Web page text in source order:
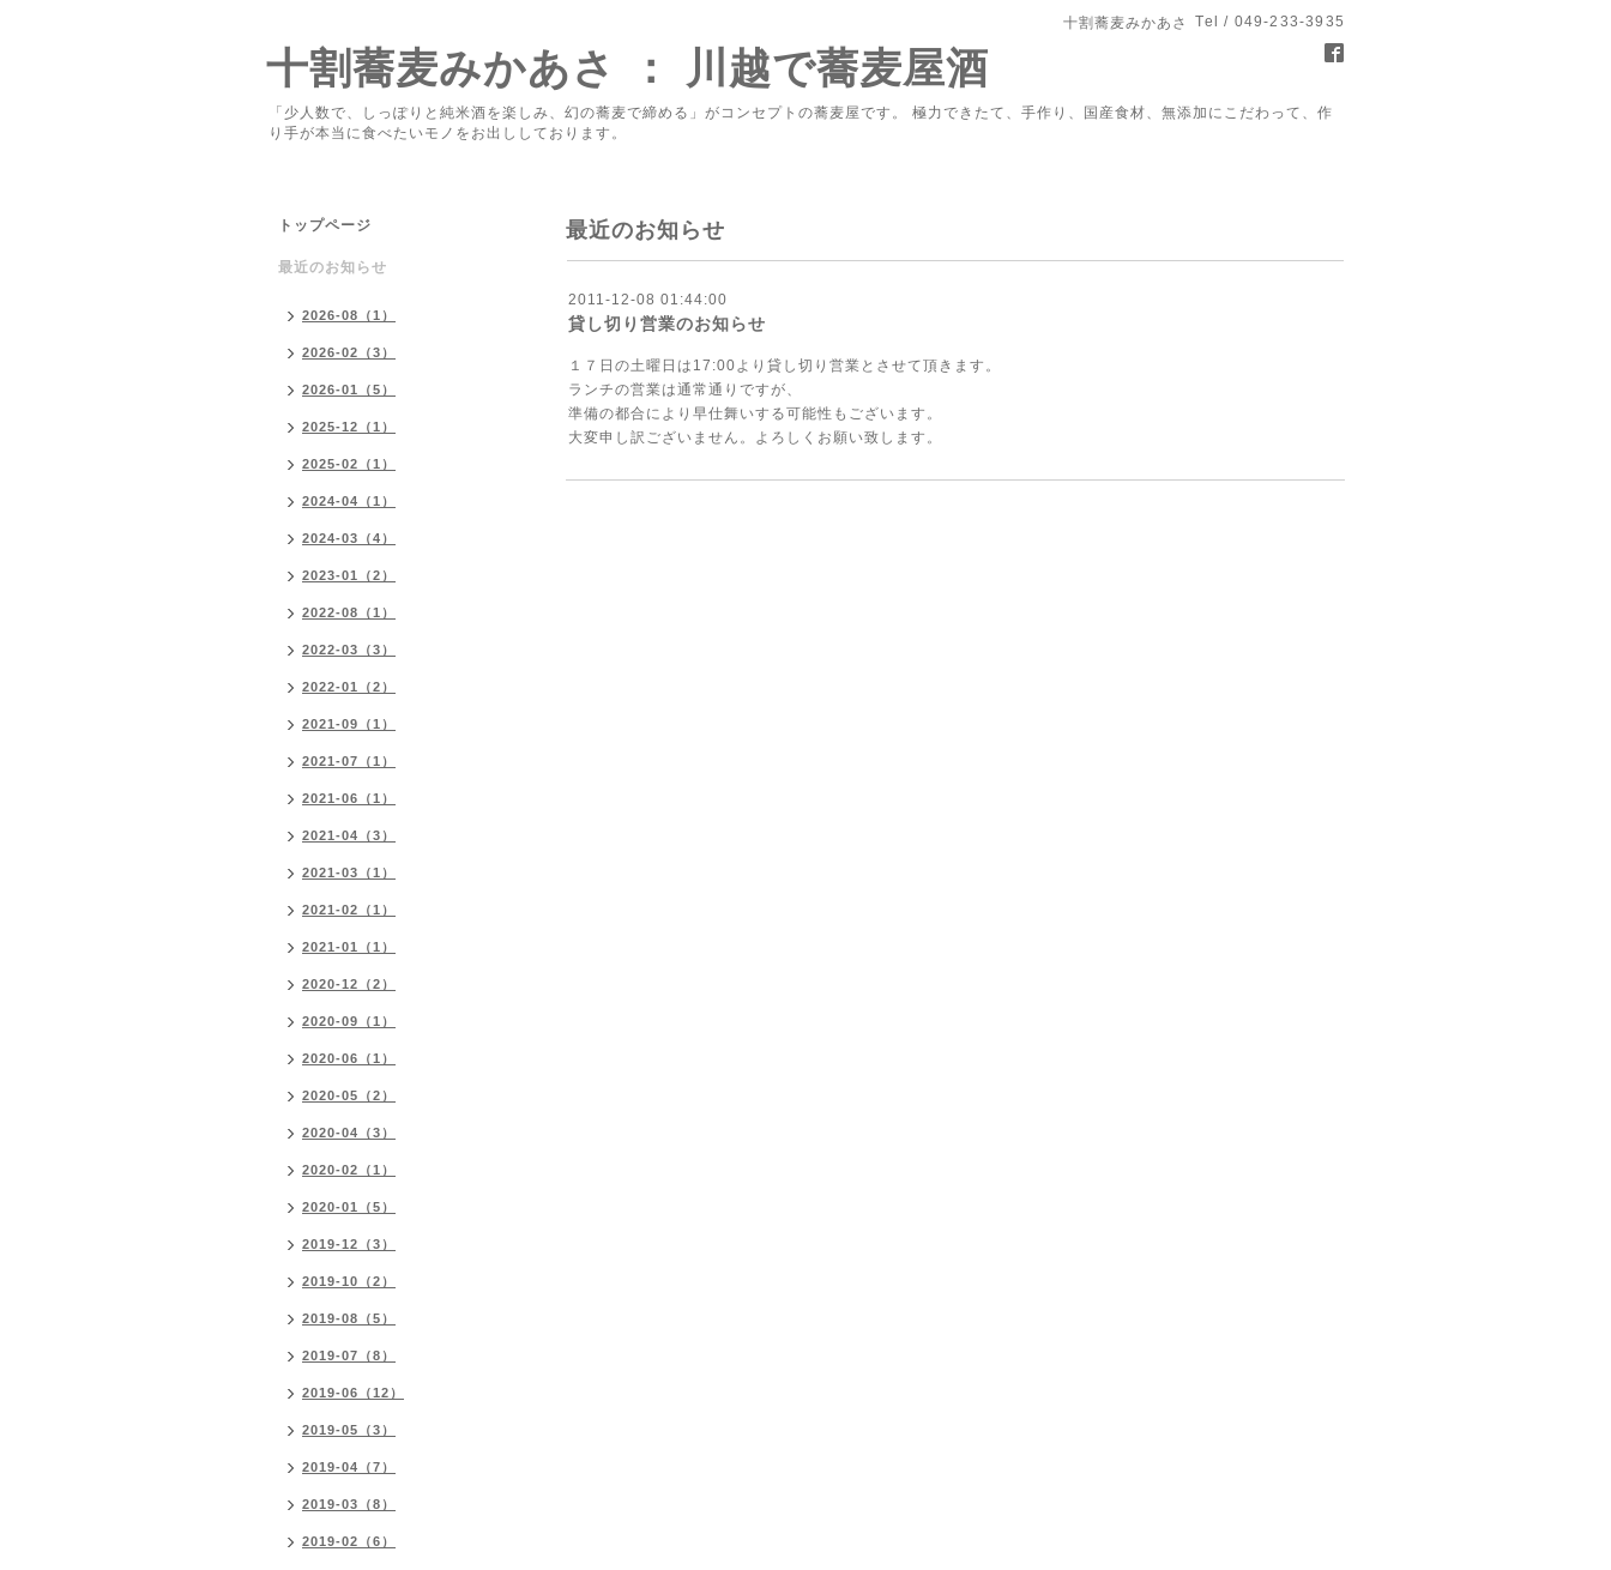
十割蕎麦みかあさ Tel / 049-233-3935
十割蕎麦みかあさ ： 川越で蕎麦屋酒
「少人数で、しっぽりと純米酒を楽しみ、幻の蕎麦で締める」がコンセプトの蕎麦屋です。 極力できたて、手作り、国産食材、無添加にこだわって、作
り手が本当に食べたいモノをお出ししております。
最近のお知らせ
2011-12-08 01:44:00
貸し切り営業のお知らせ
１７日の土曜日は17:00より貸し切り営業とさせて頂きます。
ランチの営業は通常通りですが、
準備の都合により早仕舞いする可能性もございます。
大変申し訳ございません。よろしくお願い致します。
トップページ
最近のお知らせ
2026-08（1）
2026-02（3）
2026-01（5）
2025-12（1）
2025-02（1）
2024-04（1）
2024-03（4）
2023-01（2）
2022-08（1）
2022-03（3）
2022-01（2）
2021-09（1）
2021-07（1）
2021-06（1）
2021-04（3）
2021-03（1）
2021-02（1）
2021-01（1）
2020-12（2）
2020-09（1）
2020-06（1）
2020-05（2）
2020-04（3）
2020-02（1）
2020-01（5）
2019-12（3）
2019-10（2）
2019-08（5）
2019-07（8）
2019-06（12）
2019-05（3）
2019-04（7）
2019-03（8）
2019-02（6）